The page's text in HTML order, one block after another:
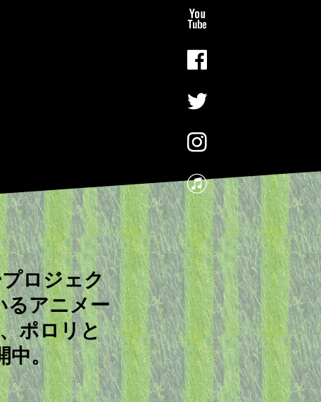
ロジェク
アニメー
ポロリと
中。